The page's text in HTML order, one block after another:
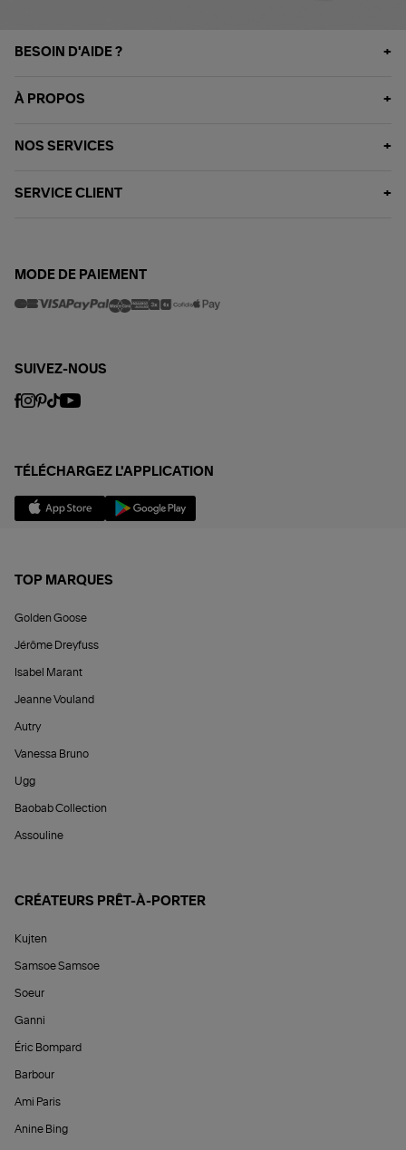
BESOIN D'AIDE ?
À PROPOS
NOS SERVICES
SERVICE CLIENT
MODE DE PAIEMENT
SUIVEZ-NOUS
TÉLÉCHARGEZ L'APPLICATION
TOP MARQUES
Golden Goose
Jérôme Dreyfuss
Isabel Marant
Jeanne Vouland
Autry
Vanessa Bruno
Ugg
Baobab Collection
Assouline
CRÉATEURS PRÊT-À-PORTER
Kujten
Samsoe Samsoe
Soeur
Ganni
Éric Bompard
Barbour
Ami Paris
Anine Bing